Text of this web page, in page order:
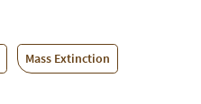
Mass Extinction